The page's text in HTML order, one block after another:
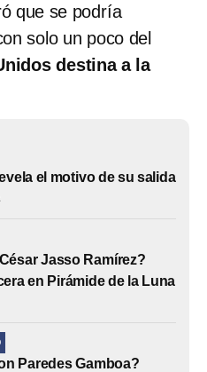
que se podría
solo un poco del
destina a la
el motivo de su salida
Jasso Ramírez?
en Pirámide de la Luna
Paredes Gamboa?